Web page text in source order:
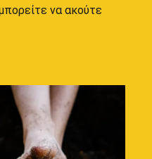
να ακούτε